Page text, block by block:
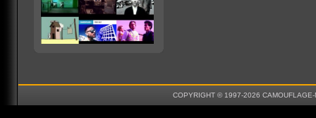
COPYRIGHT © 1997-2026 CAMOUFLAGE-